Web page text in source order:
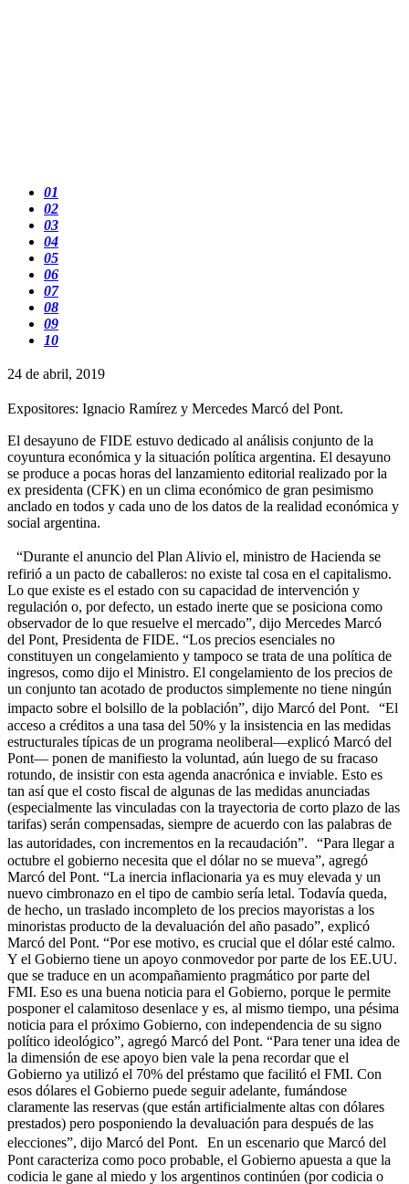
01
02
03
04
05
06
07
08
09
10
24 de abril, 2019
Expositores: Ignacio Ramírez y Mercedes Marcó del Pont.
El desayuno de FIDE estuvo dedicado al análisis conjunto de la
coyuntura económica y la situación política argentina. El desayuno
se produce a pocas horas del lanzamiento editorial realizado por la
ex presidenta (CFK) en un clima económico de gran pesimismo
anclado en todos y cada uno de los datos de la realidad económica y
social argentina.
“Durante el anuncio del Plan Alivio el, ministro de Hacienda se
refirió a un pacto de caballeros: no existe tal cosa en el capitalismo.
Lo que existe es el estado con su capacidad de intervención y
regulación o, por defecto, un estado inerte que se posiciona como
observador de lo que resuelve el mercado”, dijo Mercedes Marcó
del Pont, Presidenta de FIDE. “Los precios esenciales no
constituyen un congelamiento y tampoco se trata de una política de
ingresos, como dijo el Ministro. El congelamiento de los precios de
un conjunto tan acotado de productos simplemente no tiene ningún
impacto sobre el bolsillo de la población”, dijo Marcó del Pont. “El
acceso a créditos a una tasa del 50% y la insistencia en las medidas
estructurales típicas de un programa neoliberal—explicó Marcó del
Pont— ponen de manifiesto la voluntad, aún luego de su fracaso
rotundo, de insistir con esta agenda anacrónica e inviable. Esto es
tan así que el costo fiscal de algunas de las medidas anunciadas
(especialmente las vinculadas con la trayectoria de corto plazo de las
tarifas) serán compensadas, siempre de acuerdo con las palabras de
las autoridades, con incrementos en la recaudación”. “Para llegar a
octubre el gobierno necesita que el dólar no se mueva”, agregó
Marcó del Pont. “La inercia inflacionaria ya es muy elevada y un
nuevo cimbronazo en el tipo de cambio sería letal. Todavía queda,
de hecho, un traslado incompleto de los precios mayoristas a los
minoristas producto de la devaluación del año pasado”, explicó
Marcó del Pont. “Por ese motivo, es crucial que el dólar esté calmo.
Y el Gobierno tiene un apoyo conmovedor por parte de los EE.UU.
que se traduce en un acompañamiento pragmático por parte del
FMI. Eso es una buena noticia para el Gobierno, porque le permite
posponer el calamitoso desenlace y es, al mismo tiempo, una pésima
noticia para el próximo Gobierno, con independencia de su signo
político ideológico”, agregó Marcó del Pont. “Para tener una idea de
la dimensión de ese apoyo bien vale la pena recordar que el
Gobierno ya utilizó el 70% del préstamo que facilitó el FMI. Con
esos dólares el Gobierno puede seguir adelante, fumándose
claramente las reservas (que están artificialmente altas con dólares
prestados) pero posponiendo la devaluación para después de las
elecciones”, dijo Marcó del Pont. En un escenario que Marcó del
Pont caracteriza como poco probable, el Gobierno apuesta a que la
codicia le gane al miedo y los argentinos continúen (por codicia o